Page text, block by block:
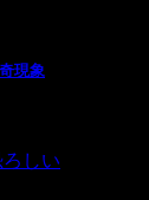
現象
しい